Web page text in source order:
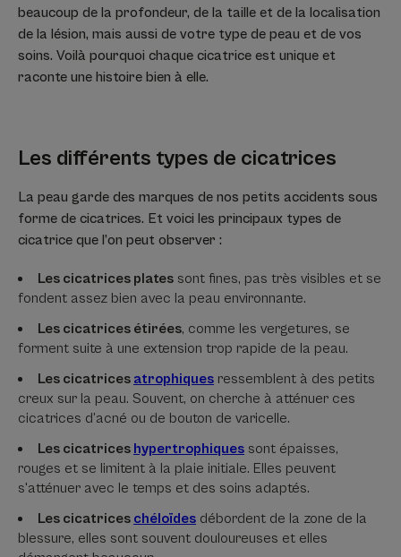
beaucoup de la profondeur, de la taille et de la localisation
de la lésion, mais aussi de votre type de peau et de vos
soins. Voilà pourquoi chaque cicatrice est unique et
raconte une histoire bien à elle.
Les différents types de cicatrices
La peau garde des marques de nos petits accidents sous
forme de cicatrices. Et voici les principaux types de
cicatrice que l’on peut observer :
Les cicatrices plates sont fines, pas très visibles et se
fondent assez bien avec la peau environnante.
Les cicatrices étirées, comme les vergetures, se
forment suite à une extension trop rapide de la peau.
Les cicatrices atrophiques ressemblent à des petits
creux sur la peau. Souvent, on cherche à atténuer ces
cicatrices d’acné ou de bouton de varicelle.
Les cicatrices hypertrophiques sont épaisses,
rouges et se limitent à la plaie initiale. Elles peuvent
s'atténuer avec le temps et des soins adaptés.
Les cicatrices chéloïdes débordent de la zone de la
blessure, elles sont souvent douloureuses et elles